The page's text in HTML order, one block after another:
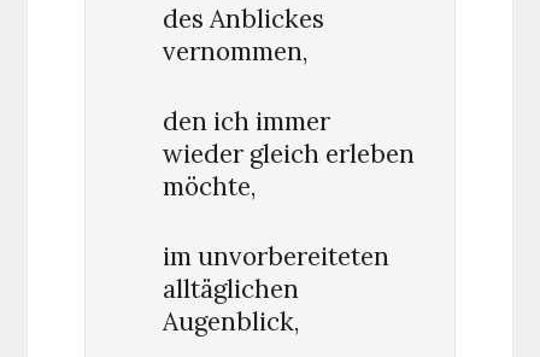
des Anblickes
vernommen,
den ich immer
wieder gleich erleben
möchte,
im unvorbereiteten
alltäglichen
Augenblick,